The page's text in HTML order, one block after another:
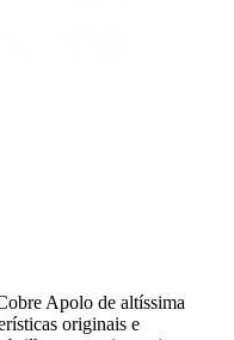
Apolo de altíssima
originais e